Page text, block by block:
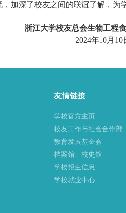
加深了校友之间的联谊了解，为
浙江大学校友总会生物工程
2024年10月 10
友情链接
学校官方主页
校友工作与社会合作部
教育发展基金会
档案馆、校史馆
学校招生信息
学校就业中心